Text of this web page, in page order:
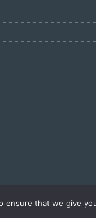
MH
ensure that we give